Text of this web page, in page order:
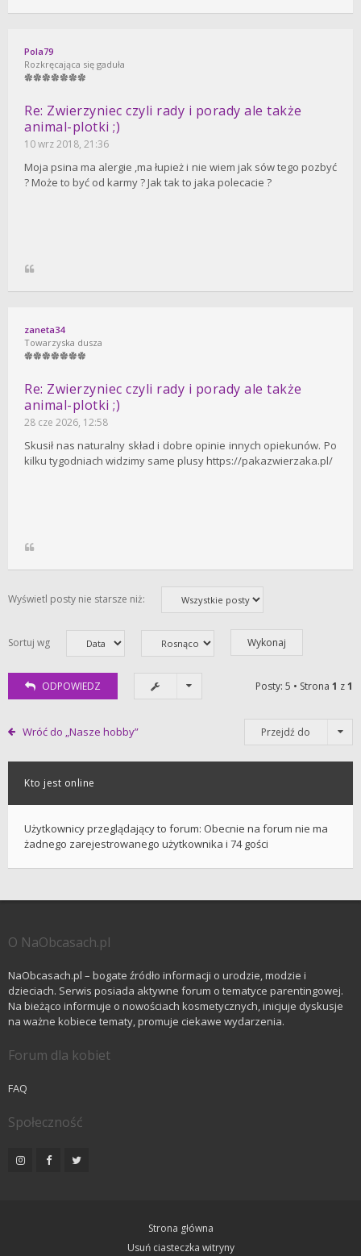
Pola79
Rozkręcająca się gaduła
Re: Zwierzyniec czyli rady i porady ale także
animal-plotki ;)
10 wrz 2018, 21:36
Moja psina ma alergie ,ma łupież i nie wiem jak sów tego pozbyć
? Może to być od karmy ? Jak tak to jaka polecacie ?
zaneta34
Towarzyska dusza
Re: Zwierzyniec czyli rady i porady ale także
animal-plotki ;)
28 cze 2026, 12:58
Skusił nas naturalny skład i dobre opinie innych opiekunów. Po
kilku tygodniach widzimy same plusy https://pakazwierzaka.pl/
Wyświetl posty nie starsze niż:
Sortuj wg
ODPOWIEDZ Posty: 5 • Strona 1 z1
Wróć do „Nasze hobby” Przejdź do
Kto jest online
Użytkownicy przeglądający to forum: Obecnie na forum nie ma
żadnego zarejestrowanego użytkownika i 74 gości
O NaObcasach.pl
NaObcasach.pl – bogate źródło informacji o urodzie, modzie i
dzieciach. Serwis posiada aktywne forum o tematyce parentingowej.
Na bieżąco informuje o nowościach kosmetycznych, inicjuje dyskusje
na ważne kobiece tematy, promuje ciekawe wydarzenia.
Forum dla kobiet
FAQ
Społeczność
Strona główna
Usuń ciasteczka witryny